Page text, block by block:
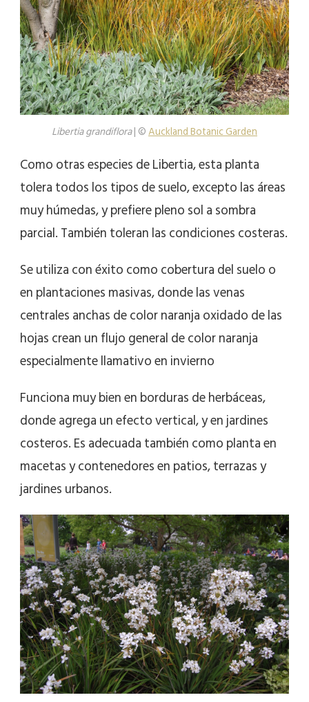
Libertia grandiflora| ©Auckland Botanic Garden
Como otras especies de Libertia, esta planta
tolera todos los tipos de suelo, excepto las áreas
muy húmedas, y prefiere pleno sol a sombra
parcial. También toleran las condiciones costeras.
Se utiliza con éxito como cobertura del suelo o
en plantaciones masivas, donde las venas
centrales anchas de color naranja oxidado de las
hojas crean un flujo general de color naranja
especialmente llamativo en invierno
Funciona muy bien en borduras de herbáceas,
donde agrega un efecto vertical, y en jardines
costeros. Es adecuada también como planta en
macetas y contenedores en patios, terrazas y
jardines urbanos.